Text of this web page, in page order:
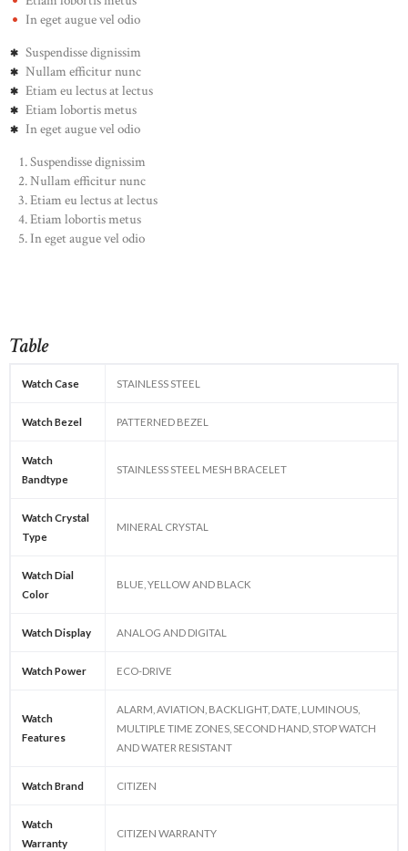
In eget augue vel odio
Suspendisse dignissim
Nullam efficitur nunc
Etiam eu lectus at lectus
Etiam lobortis metus
In eget augue vel odio
Suspendisse dignissim
Nullam efficitur nunc
Etiam eu lectus at lectus
Etiam lobortis metus
In eget augue vel odio
Table
Watch Case STAINLESS STEEL
Watch Bezel PATTERNED BEZEL
Watch
Bandtype
STAINLESS STEEL MESH BRACELET
Watch Crystal
Type
MINERAL CRYSTAL
Watch Dial
Color
BLUE, YELLOW AND BLACK
Watch Display ANALOG AND DIGITAL
Watch Power ECO-DRIVE
Watch
Features
ALARM, AVIATION, BACKLIGHT, DATE, LUMINOUS,
MULTIPLE TIME ZONES, SECOND HAND, STOP WATCH
AND WATER RESISTANT
Watch Brand CITIZEN
Watch
Warranty
CITIZEN WARRANTY